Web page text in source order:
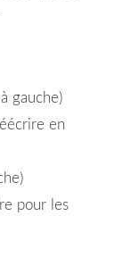
gauche)
en
pour les